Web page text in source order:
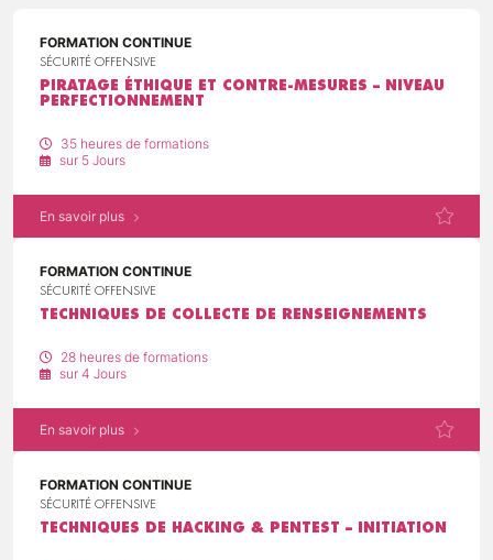
FORMATION CONTINUE
SÉCURITÉ OFFENSIVE
PIRATAGE ÉTHIQUE ET CONTRE-MESURES – NIVEAU
PERFECTIONNEMENT
35 heures de formations
sur 5 Jours
En savoir plus
FORMATION CONTINUE
SÉCURITÉ OFFENSIVE
TECHNIQUES DE COLLECTE DE RENSEIGNEMENTS
28 heures de formations
sur 4 Jours
En savoir plus
FORMATION CONTINUE
SÉCURITÉ OFFENSIVE
TECHNIQUES DE HACKING & PENTEST – INITIATION